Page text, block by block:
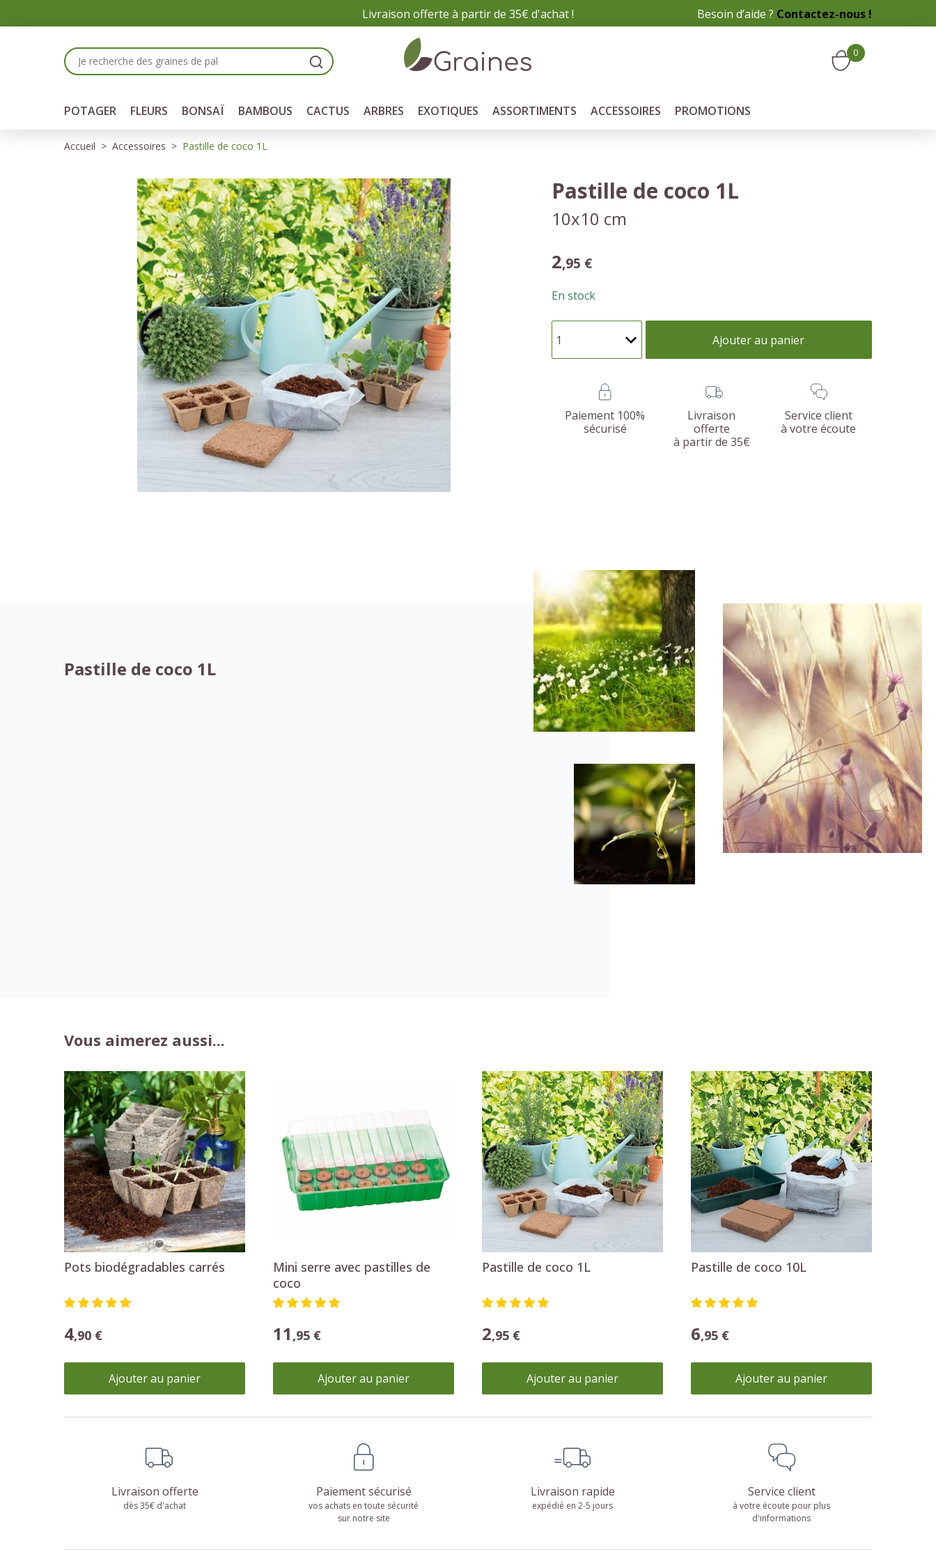
Livraison offerte à partir de 35€ d'achat ! Besoin d’aide ? Contactez-nous !
0
POTAGER FLEURS BONSAÏ BAMBOUS CACTUS ARBRES EXOTIQUES ASSORTIMENTS ACCESSOIRES PROMOTIONS
Accueil Accessoires Pastille de coco 1L
Pastille de coco 1L
10x10 cm
2,95 €
En stock
Ajouter au panier
Paiement 100%
sécurisé
Livraison
offerte
à partir de 35€
Service client
à votre écoute
Pastille de coco 1L
Vous aimerez aussi...
Pots biodégradables carrés
4,90 €
Ajouter au panier
Mini serre avec pastilles de
coco
11 ,95 €
Ajouter au panier
Pastille de coco 1L
2,95 €
Ajouter au panier
Pastille de coco 10L
6,95 €
Ajouter au panier
Livraison offerte
dès 35€ d'achat
Paiement sécurisé
vos achats en toute sécurité
sur notre site
Livraison rapide
expédié en 2-5 jours
Service client
à votre écoute pour plus
d'informations